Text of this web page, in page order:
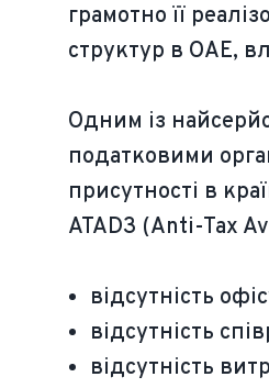
грамотно її
структур в ОАЕ,
Одним із
податковими
присутності в
ATAD3 (Anti-Tax
відсутність
відсутність
відсутність